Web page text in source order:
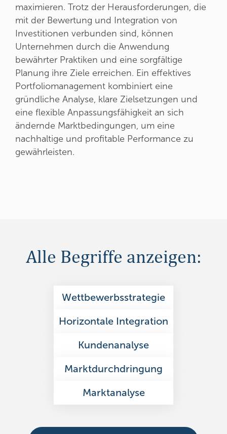
maximieren. Trotz der Herausforderungen, die
mit der Bewertung und Integration von
Investitionen verbunden sind, können
Unternehmen durch die Anwendung
bewährter Praktiken und eine sorgfältige
Planung ihre Ziele erreichen. Ein effektives
Portfoliomanagement kombiniert eine
gründliche Analyse, klare Zielsetzungen und
eine flexible Anpassungsfähigkeit an sich
ändernde Marktbedingungen, um eine
nachhaltige und profitable Performance zu
gewährleisten.
Alle Begriffe anzeigen:
Wettbewerbsstrategie
Horizontale Integration
Kundenanalyse
Marktdurchdringung
Marktanalyse